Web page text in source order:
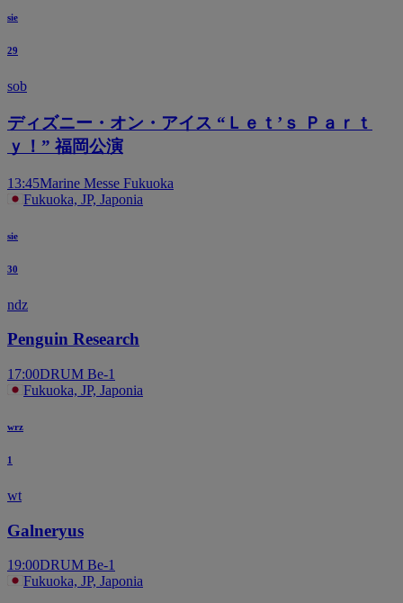
sie
29
sob
ディズニー・オン・アイス “Ｌｅｔ’ｓ Ｐａｒｔ
ｙ！” 福岡公演
13:45Marine Messe Fukuoka
Fukuoka, JP, Japonia
sie
30
ndz
Penguin Research
17:00DRUM Be-1
Fukuoka, JP, Japonia
wrz
1
wt
Galneryus
19:00DRUM Be-1
Fukuoka, JP, Japonia